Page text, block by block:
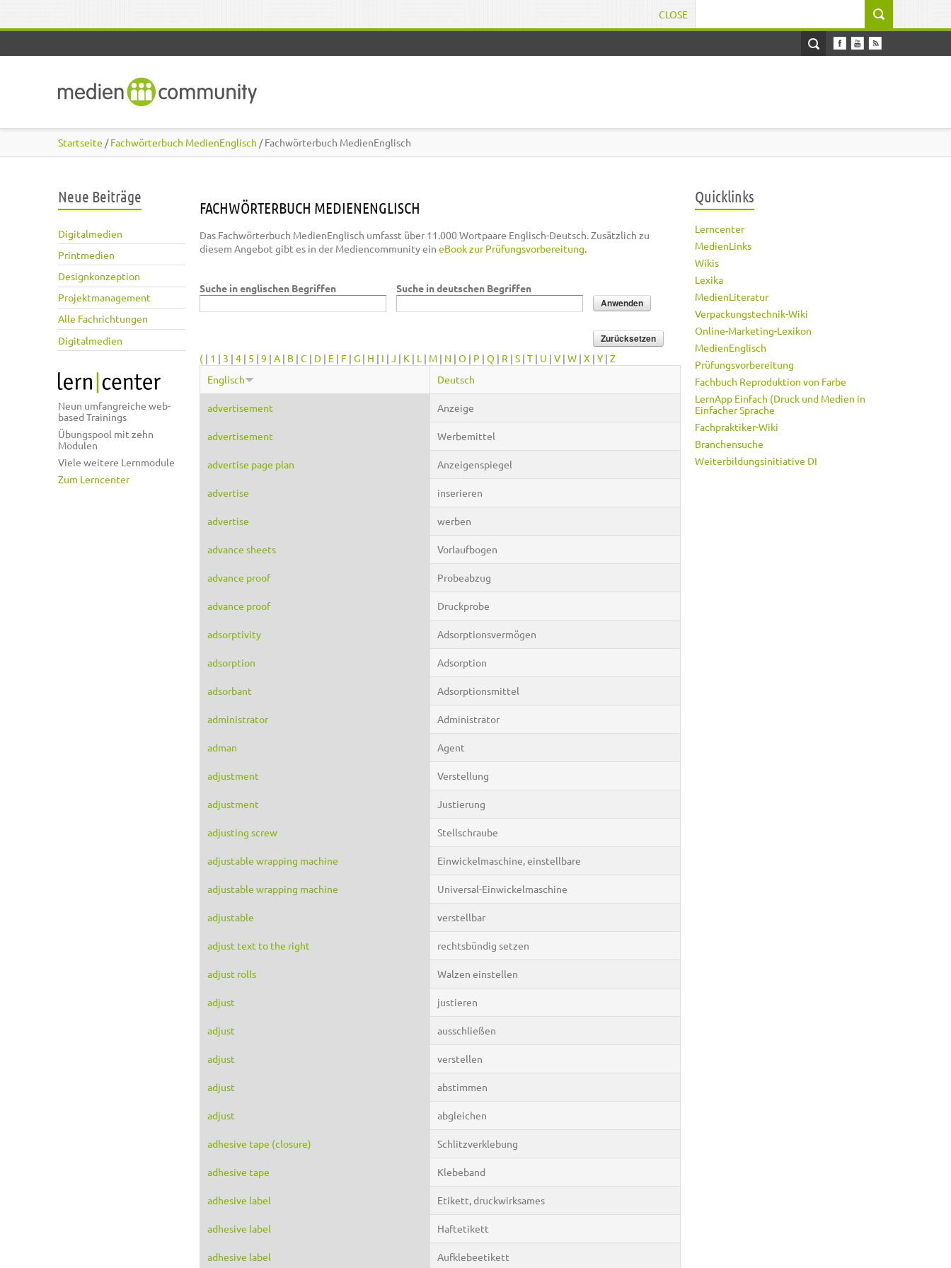
CLOSE
Startseite /Fachwörterbuch MedienEnglisch / Fachwörterbuch MedienEnglisch
Neue Beiträge
Digitalmedien
Printmedien
Designkonzeption
Projektmanagement
Alle Fachrichtungen
Digitalmedien
Neun umfangreiche web-
based Trainings
Übungspool mit zehn
Modulen
Viele weitere Lernmodule
Zum Lerncenter
FACHWÖRTERBUCH MEDIENENGLISCH
Das Fachwörterbuch MedienEnglisch umfasst über 11.000 Wortpaare Englisch-Deutsch. Zusätzlich zu
diesem Angebot gibt es in der Mediencommunity ein eBook zur Prüfungsvorbereitung.
Suche in englischen Begriffen Suche in deutschen Begriffen
( | 1 | 3 | 4 | 5 | 9 | A | B | C | D | E | F | G | H | I | J | K | L | M | N | O | P | Q | R | S | T | U | V | W | X | Y | Z
Englisch
Deutsch
advertisement Anzeige
advertisement Werbemittel
advertise page plan Anzeigenspiegel
advertise inserieren
advertise werben
advance sheets Vorlaufbogen
advance proof Probeabzug
advance proof Druckprobe
adsorptivity Adsorptionsvermögen
adsorption Adsorption
adsorbant Adsorptionsmittel
administrator Administrator
adman Agent
adjustment Verstellung
adjustment Justierung
adjusting screw Stellschraube
adjustable wrapping machine Einwickelmaschine, einstellbare
adjustable wrapping machine Universal-Einwickelmaschine
adjustable verstellbar
adjust text to the right rechtsbündig setzen
adjust rolls Walzen einstellen
adjust justieren
adjust ausschließen
adjust verstellen
adjust abstimmen
adjust abgleichen
adhesive tape (closure) Schlitzverklebung
adhesive tape Klebeband
adhesive label Etikett, druckwirksames
adhesive label Haftetikett
adhesive label Aufklebeetikett
Quicklinks
Lerncenter
MedienLinks
Wikis
Lexika
MedienLiteratur
Verpackungstechnik-Wiki
Online-Marketing-Lexikon
MedienEnglisch
Prüfungsvorbereitung
Fachbuch Reproduktion von Farbe
LernApp Einfach (Druck und Medien in
Einfacher Sprache
Fachpraktiker-Wiki
Branchensuche
Weiterbildungsinitiative DI